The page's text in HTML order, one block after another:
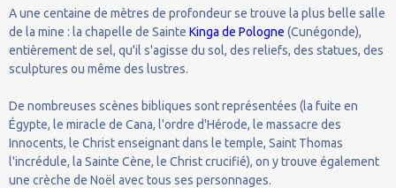
A une centaine de mètres de profondeur se trouve la plus belle salle
de la mine : la chapelle de Sainte Kinga de Pologne (Cunégonde),
entièrement de sel, qu'il s'agisse du sol, des reliefs, des statues, des
sculptures ou même des lustres.
De nombreuses scènes bibliques sont représentées (la fuite en
Égypte, le miracle de Cana, l'ordre d'Hérode, le massacre des
Innocents, le Christ enseignant dans le temple, Saint Thomas
l'incrédule, la Sainte Cène, le Christ crucifié), on y trouve également
une crèche de Noël avec tous ses personnages.